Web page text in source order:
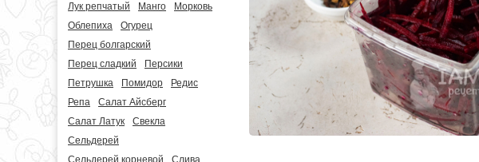
Лук репчатый
Манго
Морковь
Облепиха
Огурец
Перец болгарский
Перец сладкий
Персики
Петрушка
Помидор
Редис
Репа
Салат Айсберг
Салат Латук
Свекла
Сельдерей
Сельдерей корневой
Слива